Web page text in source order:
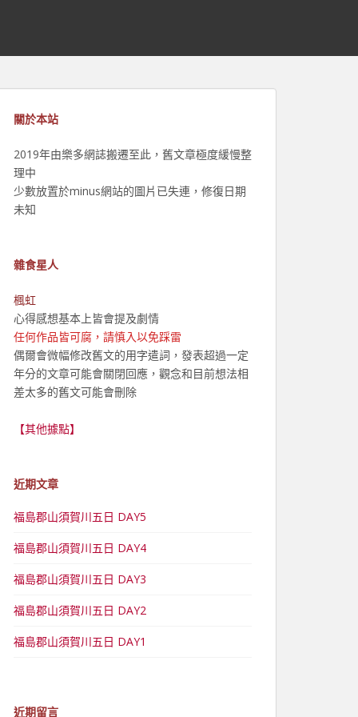
關於本站
2019年由樂多網誌搬遷至此，舊文章極度緩慢整
理中
少數放置於minus網站的圖片已失連，修復日期
未知
雜食星人
楓虹
心得感想基本上皆會提及劇情
任何作品皆可腐，請慎入以免踩雷
偶爾會微幅修改舊文的用字遣詞，發表超過一定
年分的文章可能會關閉回應，觀念和目前想法相
差太多的舊文可能會刪除
【其他據點】
近期文章
福島郡山須賀川五日 DAY5
福島郡山須賀川五日 DAY4
福島郡山須賀川五日 DAY3
福島郡山須賀川五日 DAY2
福島郡山須賀川五日 DAY1
近期留言